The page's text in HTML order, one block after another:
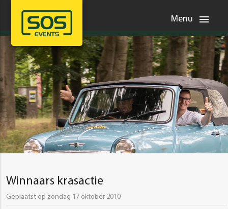
Menu menu
Winnaars krasactie
Geplaatst op zondag 17 oktober 2010